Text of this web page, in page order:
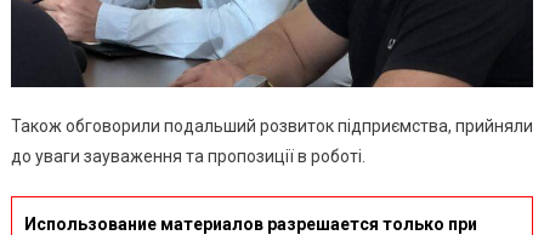
Також обговорили подальший розвиток підприємства, прийняли
до уваги зауваження та пропозиції в роботі.
Использование материалов разрешается только при